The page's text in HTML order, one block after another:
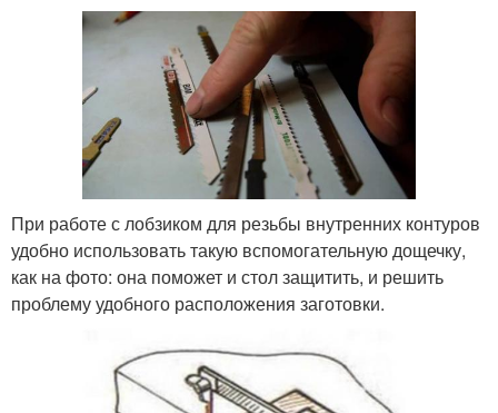
При работе с лобзиком для резьбы внутренних контуров
удобно использовать такую вспомогательную дощечку,
как на фото: она поможет и стол защитить, и решить
проблему удобного расположения заготовки.